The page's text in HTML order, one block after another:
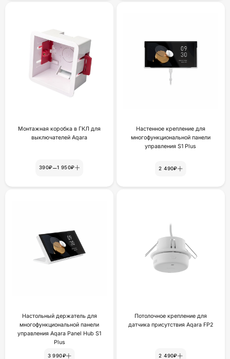
Монтажная коробка в ГКЛ для
выключателей Aqara
390₽–1 950₽
Настенное крепление для
многофункциональной панели
yпpaвлeния S1 Plus
2 490₽
Настольный держатель для
многофункциональной панели
управления Aqara Panel Hub S1
Plus
3 990₽
Потолочное крепление для
датчика присутствия Aqara FP2
2 490₽